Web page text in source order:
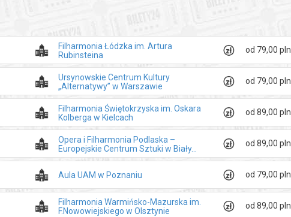
Filharmonia Łódzka im. Artura
Rubinsteina
od 79,00 pln
Ursynowskie Centrum Kultury
„Alternatywy” w Warszawie
od 79,00 pln
Filharmonia Świętokrzyska im. Oskara
Kolberga w Kielcach
od 89,00 pln
Opera i Filharmonia Podlaska –
Europejskie Centrum Sztuki w Biały...
od 89,00 pln
Aula UAM w Poznaniu od 79,00 pln
Filharmonia Warmińsko-Mazurska im.
F.Nowowiejskiego w Olsztynie
od 89,00 pln